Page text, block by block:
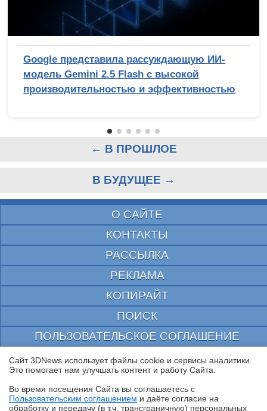
Google представила рассуждающую ИИ-
модель Gemini 2.5 Flash с высокой
производительностью и эффективностью
← В ПРОШЛОЕ
В БУДУЩЕЕ →
О САЙТЕ
КОНТАКТЫ
РАССЫЛКА
РЕКЛАМА
КОПИРАЙТ
ПОИСК
ПОЛЬЗОВАТЕЛЬСКОЕ СОГЛАШЕНИЕ
ЗАЩИЩЕНО CURATOR
© 1997—2026 Электронное периодическое издание "3ДНьюс" | Свидетельство о
выдано Федеральной Службой по надзору за соблюдением законодательства в сфере
массовых коммуникаций и охране культурного наследия
Сайт 3DNews использует файлы cookie и сервисы аналитики.
Это помогает нам улучшать контент и работу Cайта.
Во время посещения Cайта вы соглашаетесь с
Пользовательским соглашением и даёте согласие на
обработку и передачу (в т.ч. трансграничную) персональных